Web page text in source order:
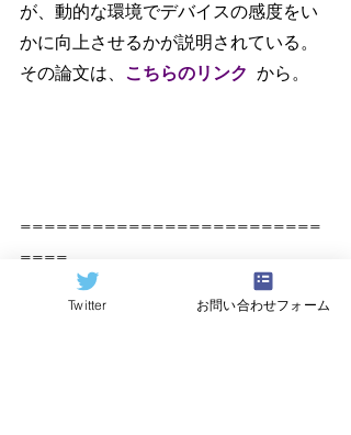
が、動的な環境でデバイスの感度をい
かに向上させるかが説明されている。
その論文は、 こちらのリンク から。
=========================
====
原記事（Quantum Computing
Twitter お問い合わせフォーム